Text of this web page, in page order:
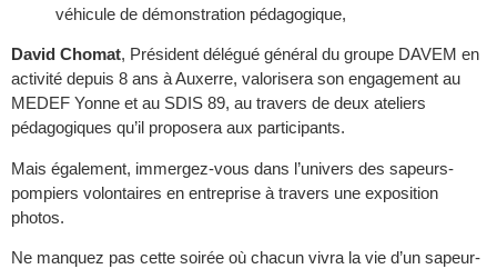
véhicule de démonstration pédagogique,
David Chomat, Président délégué général du groupe DAVEM en
activité depuis 8 ans à Auxerre, valorisera son engagement au
MEDEF Yonne et au SDIS 89, au travers de deux ateliers
pédagogiques qu’il proposera aux participants.
Mais également, immergez-vous dans l’univers des sapeurs-
pompiers volontaires en entreprise à travers une exposition
photos.
Ne manquez pas cette soirée où chacun vivra la vie d’un sapeur-